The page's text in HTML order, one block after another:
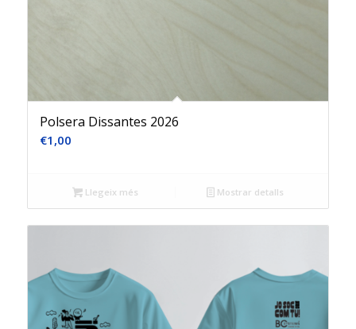
Polsera Dissantes 2026
€1,00
Llegeix més Mostrar detalls